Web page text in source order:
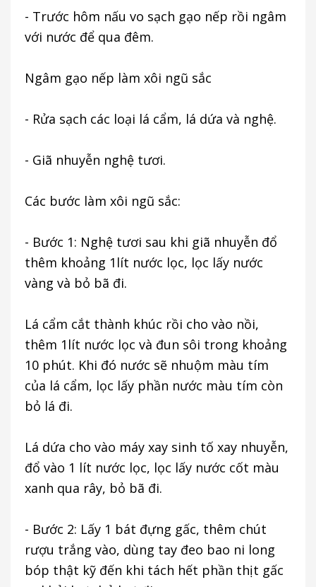
- Trước hôm nấu vo sạch gạo nếp rồi ngâm
với nước để qua đêm.
Ngâm gạo nếp làm xôi ngũ sắc
- Rửa sạch các loại lá cẩm, lá dứa và nghệ.
- Giã nhuyễn nghệ tươi.
Các bước làm xôi ngũ sắc:
- Bước 1: Nghệ tươi sau khi giã nhuyễn đổ
thêm khoảng 1lít nước lọc, lọc lấy nước
vàng và bỏ bã đi.
Lá cẩm cắt thành khúc rồi cho vào nồi,
thêm 1lít nước lọc và đun sôi trong khoảng
10 phút. Khi đó nước sẽ nhuộm màu tím
của lá cẩm, lọc lấy phần nước màu tím còn
bỏ lá đi.
Lá dứa cho vào máy xay sinh tố xay nhuyễn,
đổ vào 1 lít nước lọc, lọc lấy nước cốt màu
xanh qua rây, bỏ bã đi.
- Bước 2: Lấy 1 bát đựng gấc, thêm chút
rượu trắng vào, dùng tay đeo bao ni long
bóp thật kỹ đến khi tách hết phần thịt gấc